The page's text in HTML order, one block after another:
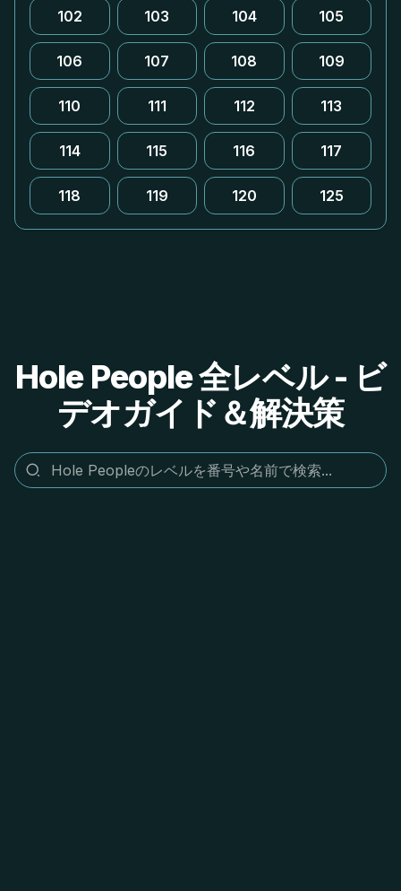
102 103 104 105
106 107 108 109
110 111 112 113
114 115 116 117
118 119 120 125
Hole People 全レベル - ビ
デオガイド＆解決策